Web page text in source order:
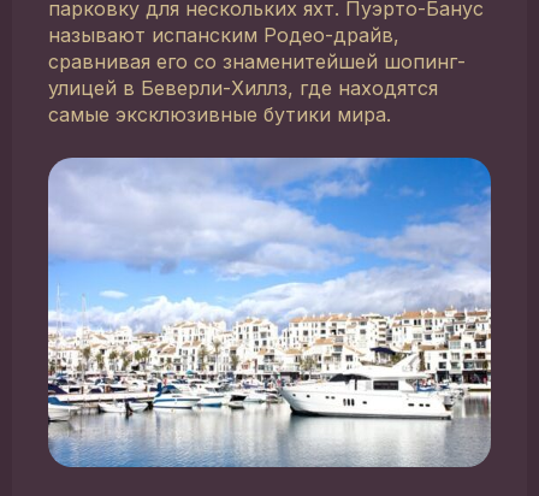
парковку для нескольких яхт. Пуэрто-Банус
называют испанским Родео-драйв,
сравнивая его со знаменитейшей шопинг-
улицей в Беверли-Хиллз, где находятся
самые эксклюзивные бутики мира.